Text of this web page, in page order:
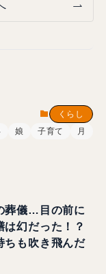
くらし
娘 子育て 月
葬儀…目の前に
は幻だった！？
ちも吹き飛んだ